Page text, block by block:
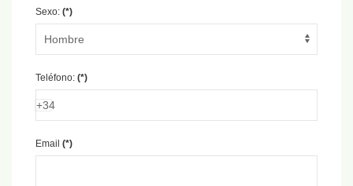
Sexo: (*)
Teléfono: (*)
Spain
Email (*)